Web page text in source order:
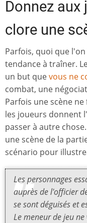
Donnez
clore une
Parfois, quoi que
tendance à traîner.
un but quevous ne
combat, une
Parfois une scène
les joueurs donnent
passer à autre
une scène de la
scénario pour
Les personnages
auprès de l'officier
se sont déguisés et
Le meneur de jeu